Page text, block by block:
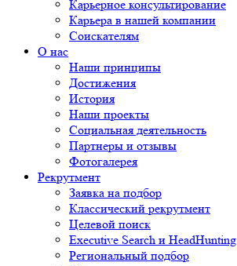
Карьерное консультирование
Карьера в нашей компании
Соискателям
О нас
Наши принципы
Достижения
История
Наши проекты
Социальная деятельность
Партнеры и отзывы
Фотогалерея
Рекрутмент
Заявка на подбор
Классический рекрутмент
Целевой поиск
Executive Search и HeadHunting
Региональный подбор